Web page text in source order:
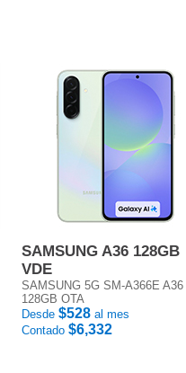
SAMSUNG A36 128GB
VDE
SAMSUNG 5G SM-A366E A36
128GB OTA
Desde $528 al mes
Contado $6,332